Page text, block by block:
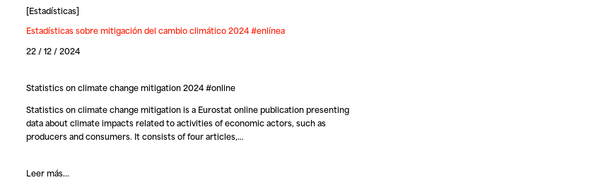
[Estadísticas]
Estadísticas sobre mitigación del cambio climático 2024 #enlínea
22 / 12 / 2024
Statistics on climate change mitigation 2024 #online
Statistics on climate change mitigation is a Eurostat online publication presenting
data about climate impacts related to activities of economic actors, such as
producers and consumers. It consists of four articles,…
Leer más...